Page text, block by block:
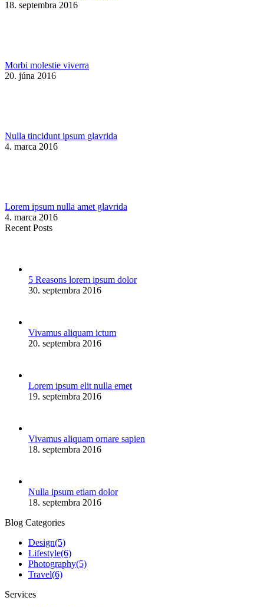
18. septembra 2016
Morbi molestie viverra
20. júna 2016
Nulla tincidunt ipsum glavrida
4. marca 2016
Lorem ipsum nulla amet glavrida
4. marca 2016
Recent Posts
5 Reasons lorem ipsum dolor
30. septembra 2016
Vivamus aliquam ictum
20. septembra 2016
Lorem ipsum elit nulla emet
19. septembra 2016
Vivamus aliquam ornare sapien
18. septembra 2016
Nulla ipsum etiam dolor
18. septembra 2016
Blog Categories
Design(5)
Lifestyle(6)
Photography(5)
Travel(6)
Services